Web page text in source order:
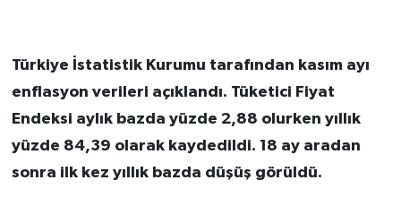
Türkiye İstatistik Kurumu tarafından kasım ayı
enflasyon verileri açıklandı. Tüketici Fiyat
Endeksi aylık bazda yüzde 2,88 olurken yıllık
yüzde 84,39 olarak kaydedildi. 18 ay aradan
sonra ilk kez yıllık bazda düşüş görüldü.